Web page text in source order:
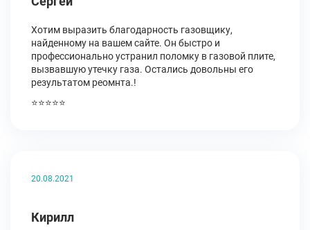
Хотим выразить благодарность газовщику,
найденному на вашем сайте. Он быстро и
профессионально устранил поломку в газовой плите,
вызвавшую утечку газа. Остались довольны его
результатом реомнта.!
⭐⭐⭐⭐⭐
20.08.2021
Кирилл